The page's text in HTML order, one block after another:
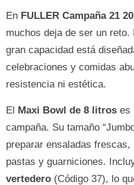
En FULLER Campaña 21
muchos deja de ser un
gran capacidad está
celebraciones y comidas
resistencia ni estética.
El Maxi Bowl de 8 litros es
campaña. Su tamaño
preparar ensaladas
pastas y guarniciones.
vertedero (Código 37), lo